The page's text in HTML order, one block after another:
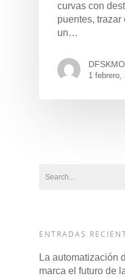
curvas con
puentes,
un…
1 febrero,
ENTRADAS
La automatización
marca el futuro de